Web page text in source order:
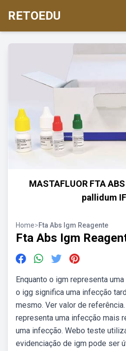
RETOEDU
MASTAFLUOR FTA
pallidum
Home>Fta Abs Igm Reagente
Fta Abs Igm
Enquanto o igm representa
o igg significa uma infecção
mesmo. Ver valor de
representa uma infecção mais
uma infecção. Webo teste
evidenciação de igm pode ser